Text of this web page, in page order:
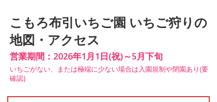
こもろ布引いちご園 いちご狩りの
地図・アクセス
営業期間：2026年1月1日(祝)～5月下旬
いちごがない、または極端に少ない場合は入園規制や閉園あり(要
確認)